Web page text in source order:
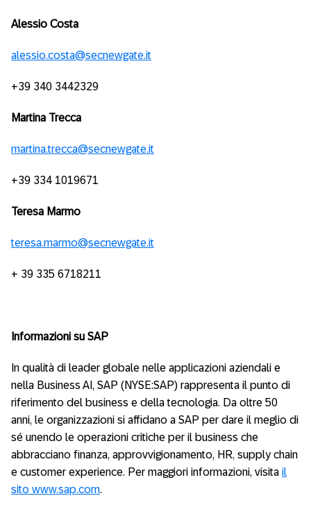
Alessio Costa
alessio.costa@secnewgate.it
+39 340 3442329
Martina Trecca
martina.trecca@secnewgate.it
+39 334 1019671
Teresa Marmo
teresa.marmo@secnewgate.it
+ 39 335 6718211
Informazioni su SAP
In qualità di leader globale nelle applicazioni aziendali e
nella Business AI, SAP (NYSE:SAP) rappresenta il punto di
riferimento del business e della tecnologia. Da oltre 50
anni, le organizzazioni si affidano a SAP per dare il meglio di
sé unendo le operazioni critiche per il business che
abbracciano finanza, approvvigionamento, HR, supply chain
e customer experience. Per maggiori informazioni, visita il
sito www.sap.com.